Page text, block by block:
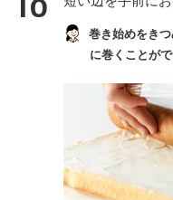
巻き始めをき
に巻くことがで